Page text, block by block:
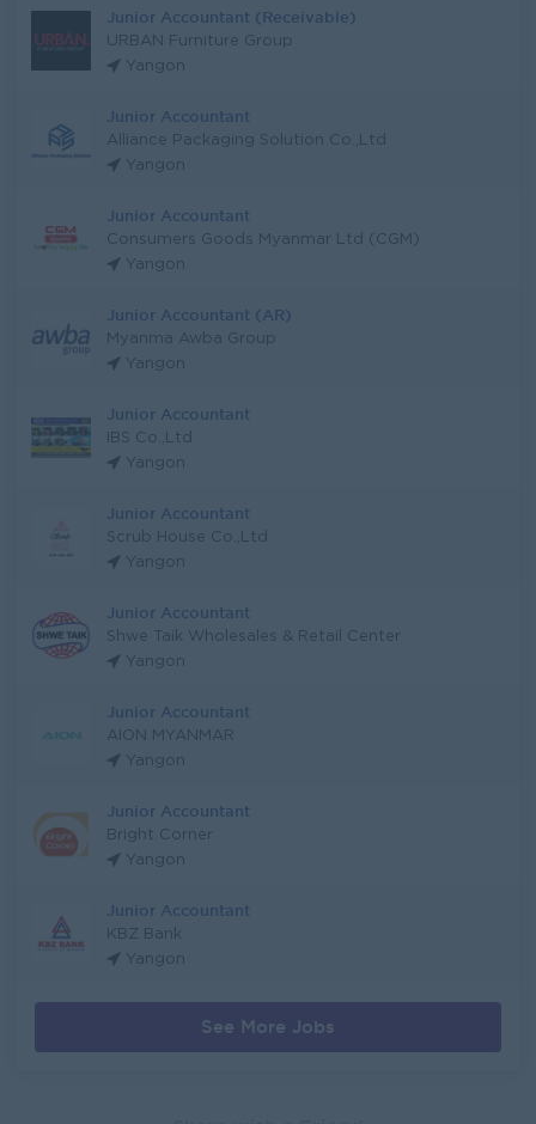
Junior Accountant (Receivable)
URBAN Furniture Group
Yangon
Junior Accountant
Alliance Packaging Solution Co.,Ltd
Yangon
Junior Accountant
Consumers Goods Myanmar Ltd (CGM)
Yangon
Junior Accountant (AR)
Myanma Awba Group
Yangon
Junior Accountant
IBS Co.,Ltd
Yangon
Junior Accountant
Scrub House Co.,Ltd
Yangon
Junior Accountant
Shwe Taik Wholesales & Retail Center
Yangon
Junior Accountant
AION MYANMAR
Yangon
Junior Accountant
Bright Corner
Yangon
Junior Accountant
KBZ Bank
Yangon
See More Jobs